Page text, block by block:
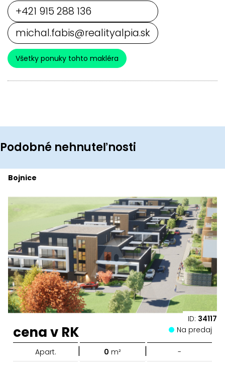
+421 915 288 136
michal.fabis@realityalpia.sk
Všetky ponuky tohto makléra
Podobné nehnuteľnosti
ID: 34117
Bojnice
cena v RK Na predaj
Apart. | 0 m² | -